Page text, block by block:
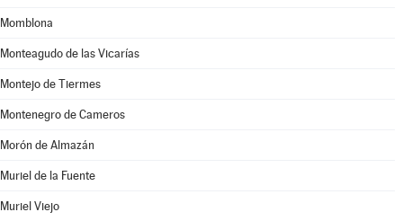
Momblona
Monteagudo de las Vicarías
Montejo de Tiermes
Montenegro de Cameros
Morón de Almazán
Muriel de la Fuente
Muriel Viejo